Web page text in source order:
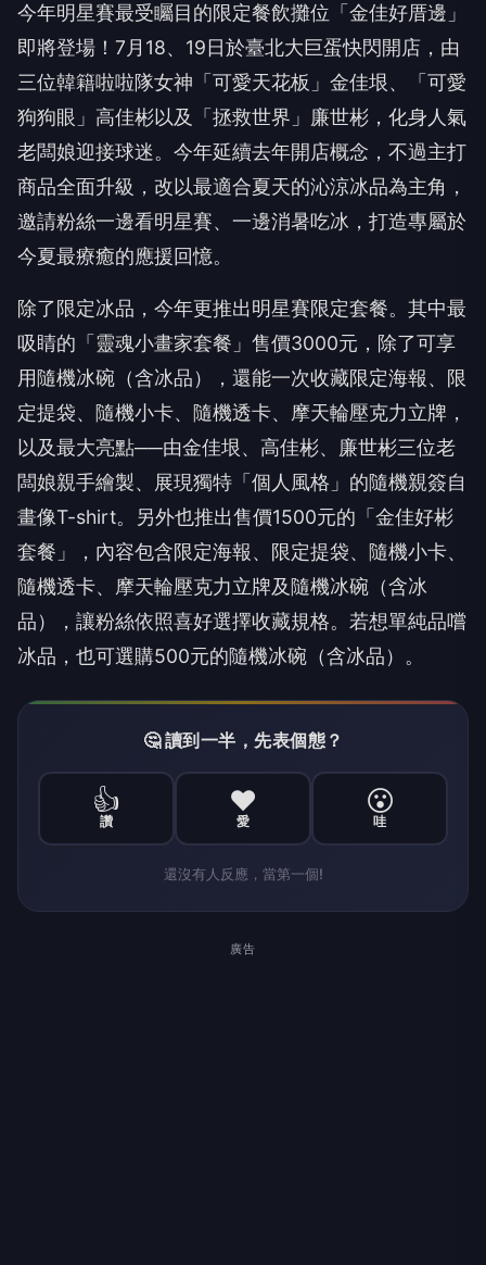
今年明星賽最受矚目的限定餐飲攤位「金佳好厝邊」
即將登場！7月18、19日於臺北大巨蛋快閃開店，由
三位韓籍啦啦隊女神「可愛天花板」金佳垠、「可愛
狗狗眼」高佳彬以及「拯救世界」廉世彬，化身人氣
老闆娘迎接球迷。今年延續去年開店概念，不過主打
商品全面升級，改以最適合夏天的沁涼冰品為主角，
邀請粉絲一邊看明星賽、一邊消暑吃冰，打造專屬於
今夏最療癒的應援回憶。
除了限定冰品，今年更推出明星賽限定套餐。其中最
吸睛的「靈魂小畫家套餐」售價3000元，除了可享
用隨機冰碗（含冰品），還能一次收藏限定海報、限
定提袋、隨機小卡、隨機透卡、摩天輪壓克力立牌，
以及最大亮點──由金佳垠、高佳彬、廉世彬三位老
闆娘親手繪製、展現獨特「個人風格」的隨機親簽自
畫像T-shirt。另外也推出售價1500元的「金佳好彬
套餐」，內容包含限定海報、限定提袋、隨機小卡、
隨機透卡、摩天輪壓克力立牌及隨機冰碗（含冰
品），讓粉絲依照喜好選擇收藏規格。若想單純品嚐
冰品，也可選購500元的隨機冰碗（含冰品）。
🤔 讀到一半，先表個態？
👍
讚
❤️
愛
😮
哇
還沒有人反應，當第一個!
廣告